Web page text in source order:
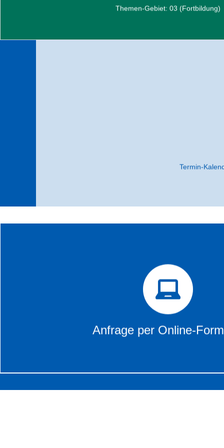
Themen-Gebiet: 03 (Fortbildung)
zum Angebot
Termin-
Anfrage per Online-
Anfrage per Online-
Über die nachfolgende Schaltfläche gelangen Sie zu
welche Sie bei Interesse über das Online-Formular
anfragen können.
zum Angebot